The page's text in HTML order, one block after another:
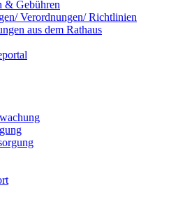
& Gebühren
Verordnungen/ Richtlinien
aus dem Rathaus